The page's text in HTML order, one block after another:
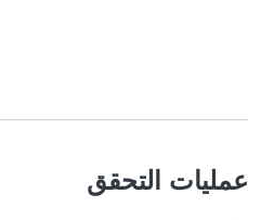
عمليات التحقق